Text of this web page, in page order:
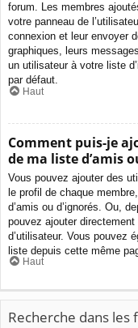
forum. Les membres
votre panneau de
connexion et leur envoyer
graphiques, leurs
un utilisateur à votre liste
par défaut.
Haut
Comment puis-je
de ma liste d’amis
Vous pouvez ajouter des
le profil de chaque
d’amis ou d’ignorés. Ou,
pouvez ajouter
d’utilisateur. Vous pouvez
liste depuis cette même
Haut
Recherche dans les